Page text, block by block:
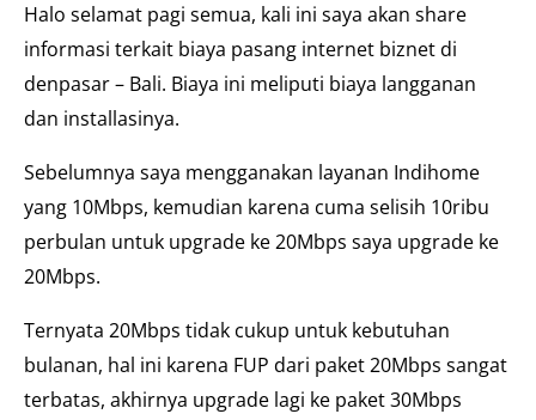
Halo selamat pagi semua, kali ini saya akan share
informasi terkait biaya pasang internet biznet di
denpasar – Bali. Biaya ini meliputi biaya langganan
dan installasinya.
Sebelumnya saya mengganakan layanan Indihome
yang 10Mbps, kemudian karena cuma selisih 10ribu
perbulan untuk upgrade ke 20Mbps saya upgrade ke
20Mbps.
Ternyata 20Mbps tidak cukup untuk kebutuhan
bulanan, hal ini karena FUP dari paket 20Mbps sangat
terbatas, akhirnya upgrade lagi ke paket 30Mbps